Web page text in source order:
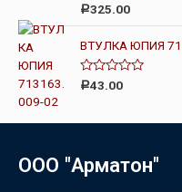
и
з
О
е
н
к
а
0
и
Р325.00
ВТУЛКА ЮПИЯ
О
и
з
Р43.00
ООО "Арматон"